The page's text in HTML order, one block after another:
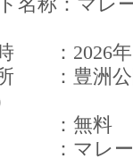
：2026年
：豊洲公
：無料
マレーシ